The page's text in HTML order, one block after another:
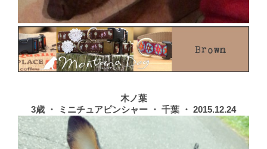
木ノ葉
3歳 ・ ミニチュアピンシャー ・ 千葉 ・ 2015.12.24